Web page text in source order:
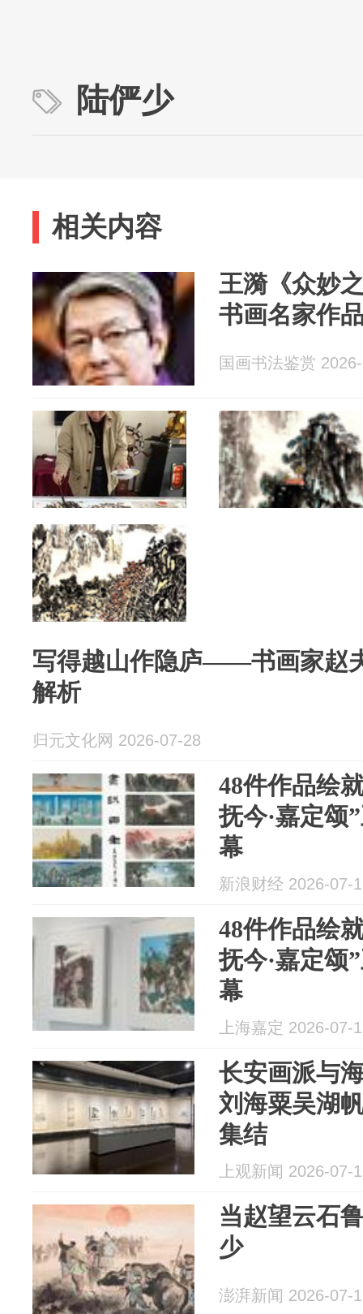
陆俨少
相关内容
王漪《众妙
书画名家作
国画书法鉴赏
写得越山作隐庐——书画家赵
解析
归元文化网 2026-07-28
48件作品绘
抚今·嘉定颂
幕
新浪财经 2026-07-
48件作品绘
抚今·嘉定颂
幕
上海嘉定 2026-07-
长安画派与
刘海粟吴湖
集结
上观新闻 2026-07-
当赵望云石
少
澎湃新闻 2026-07-